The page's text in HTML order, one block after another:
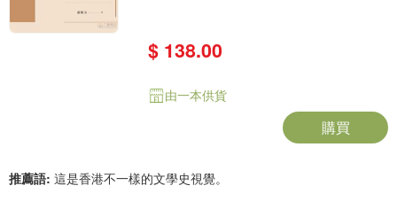
$ 138.00
由一本供貨
購買
推薦語: 這是香港不一樣的文學史視覺。